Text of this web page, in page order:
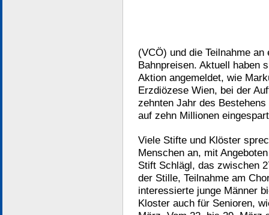
(VCÖ) und die Teilnahme
Bahnpreisen. Aktuell haben
Aktion angemeldet, wie
Erzdiözese Wien, bei der
zehnten Jahr des
auf zehn Millionen
Viele Stifte und Klöster
Menschen an, mit
Stift Schlägl, das zwischen
der Stille, Teilnahme am
interessierte junge Männer
Kloster auch für Senioren,